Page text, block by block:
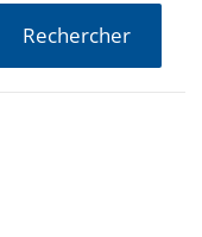
Rechercher